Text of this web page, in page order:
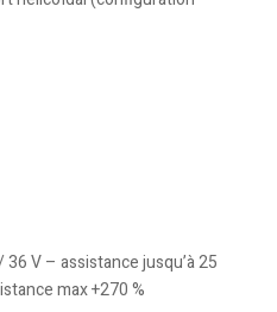
V – assistance jusqu’à 25
max +270 %